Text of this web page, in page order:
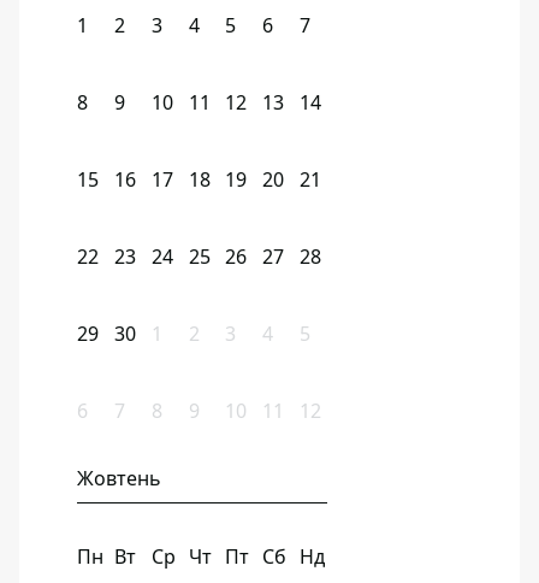
1 2 3 4 5 6 7
8 9 10 11 12 13 14
15 16 17 18 19 20 21
22 23 24 25 26 27 28
29 30 1 2 3 4 5
6 7 8 9 10 11 12
Жовтень
Пн Вт Ср Чт Пт Сб Нд